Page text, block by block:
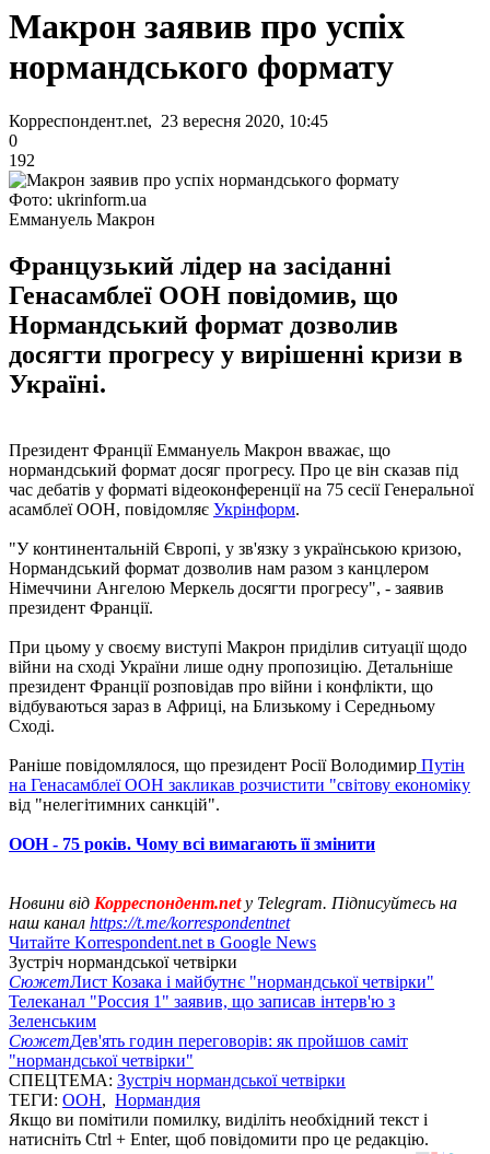
Макрон заявив про успіх
нормандського формату
Корреспондент.net, 23 вересня 2020, 10:45
0
192
Фото: ukrinform.ua
Еммануель Макрон
Французький лідер на засіданні
Генасамблеї ООН повідомив, що
Нормандський формат дозволив
досягти прогресу у вирішенні кризи в
Україні.
Президент Франції Еммануель Макрон вважає, що
нормандський формат досяг прогресу. Про це він сказав під
час дебатів у форматі відеоконференції на 75 сесії Генеральної
асамблеї ООН, повідомляє Укрінформ.
"У континентальній Європі, у зв'язку з українською кризою,
Нормандський формат дозволив нам разом з канцлером
Німеччини Ангелою Меркель досягти прогресу", - заявив
президент Франції.
При цьому у своєму виступі Макрон приділив ситуації щодо
війни на сході України лише одну пропозицію. Детальніше
президент Франції розповідав про війни і конфлікти, що
відбуваються зараз в Африці, на Близькому і Середньому
Сході.
Раніше повідомлялося, що президент Росії Володимир Путін
на Генасамблеї ООН закликав розчистити "світову економіку
від "нелегітимних санкцій".
ООН - 75 років. Чому всі вимагають її змінити
Новини від Корреспондент.netу Telegram. Підписуйтесь на
наш канал https://t.me/korrespondentnet
Читайте Korrespondent.net в Google News
Зустріч нормандської четвірки
СюжетЛист Козака і майбутнє "нормандської четвірки"
Телеканал "Россия 1" заявив, що записав інтерв'ю з
Зеленським
СюжетДев'ять годин переговорів: як пройшов саміт
"нормандської четвірки"
СПЕЦТЕМА: Зустріч нормандської четвірки
ТЕГИ: ООН, Нормандия
Якщо ви помітили помилку, виділіть необхідний текст і
натисніть Ctrl + Enter, щоб повідомити про це редакцію.